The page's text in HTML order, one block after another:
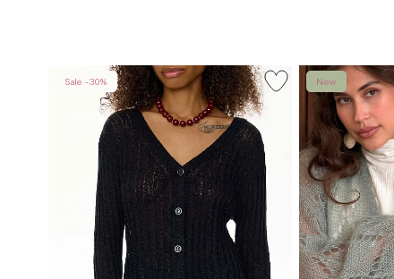
Sale -30% New